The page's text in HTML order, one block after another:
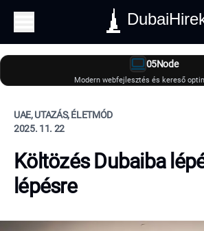
05Node
Modern webfejlesztés és kereső
UAE, UTAZÁS, ÉLETMÓD
2025. 11. 22
Költözés Dubaiba
lépésre